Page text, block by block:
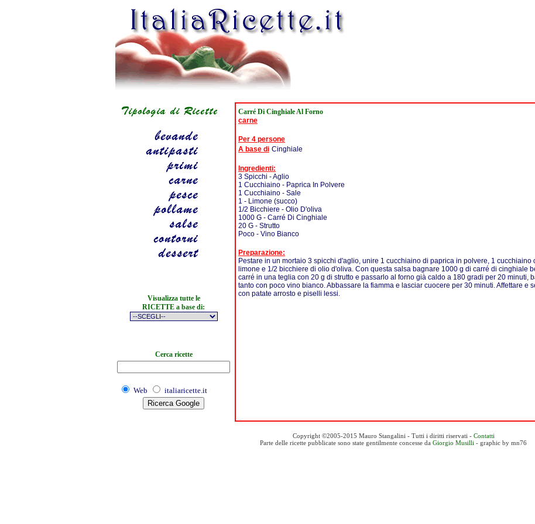
Visualizza tutte le
RICETTE a base di:
Cerca ricette
Web italiaricette.it
Carré Di Cinghiale Al Forno
carne
Per 4 persone
A base di Cinghiale
Ingredienti:
3 Spicchi - Aglio
1 Cucchiaino - Paprica In Polvere
1 Cucchiaino - Sale
1 - Limone (succo)
1/2 Bicchiere - Olio D'oliva
1000 G - Carré Di Cinghiale
20 G - Strutto
Poco - Vino Bianco
Preparazione:
Pestare in un mortaio 3 spicchi d'aglio, unire 1 cucchiaino di paprica in polvere, 1 cucchiaino
limone e 1/2 bicchiere di olio d'oliva. Con questa salsa bagnare 1000 g di carré di cinghiale
carré in una teglia con 20 g di strutto e passarlo al forno già caldo a 180 gradi per 20 minuti,
tanto con poco vino bianco. Abbassare la fiamma e lasciar cuocere per 30 minuti. Affettare e
con patate arrosto e piselli lessi.
Copyright ©2005-2015 Mauro Stangalini - Tutti i diritti riservati - Contatti
Parte delle ricette pubblicate sono state gentilmente concesse da Giorgio Musilli - graphic by mn76